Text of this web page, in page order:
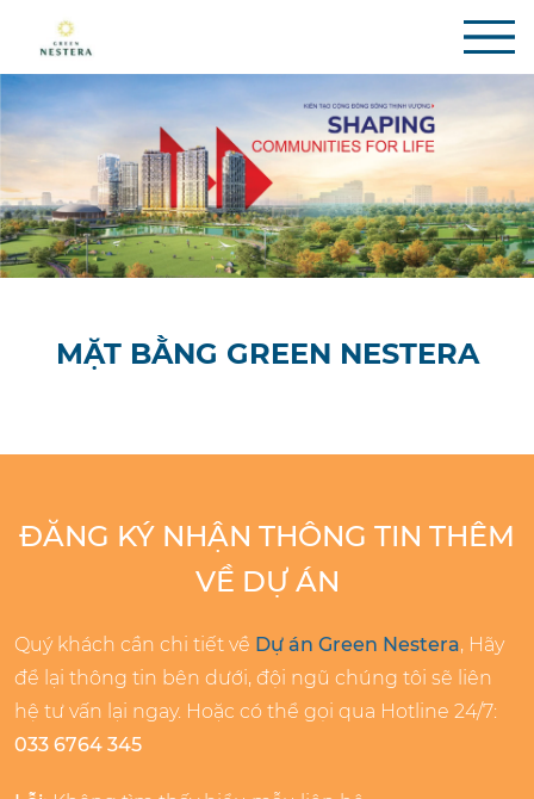
MẶT BẰNG GREEN NESTERA
ĐĂNG KÝ NHẬN THÔNG TIN THÊM
VỀ DỰ ÁN
Quý khách cần chi tiết về Dự án Green Nestera, Hãy
để lại thông tin bên dưới, đội ngũ chúng tôi sẽ liên
hệ tư vấn lại ngay. Hoặc có thể gọi qua Hotline 24/7:
033 6764 345